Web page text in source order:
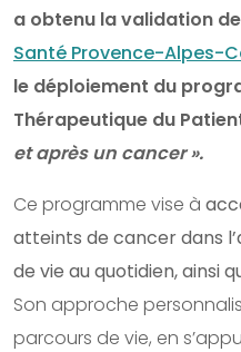
a obtenu la validation de
Santé Provence-Alpes-
le déploiement du
Thérapeutique du
et après un cancer ».
Ce programme vise à
atteints de cancer dans
de vie au quotidien, ainsi
Son approche
parcours de vie, en